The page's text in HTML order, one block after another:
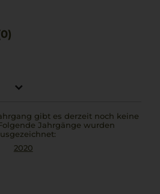
Geschmacksnoten gut
gibt es derzeit noch keine
Jahrgänge wurden
2020